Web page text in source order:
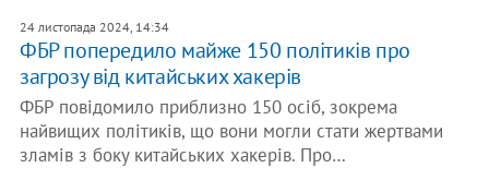
24 листопада 2024, 14:34
ФБР попередило майже 150 політиків про
загрозу від китайських хакерів
ФБР повідомило приблизно 150 осіб, зокрема
найвищих політиків, що вони могли стати жертвами
зламів з боку китайських хакерів. Про…